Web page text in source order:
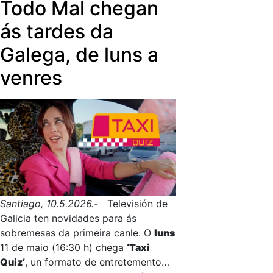
Todo Mal chegan
ás tardes da
Galega, de luns a
venres
Santiago, 10.5.2026.-
Televisión de
Galicia ten novidades para ás
sobremesas da primeira canle. O luns
11 de maio (16:30 h) chega ‘Taxi
Quiz’, un formato de entretemento